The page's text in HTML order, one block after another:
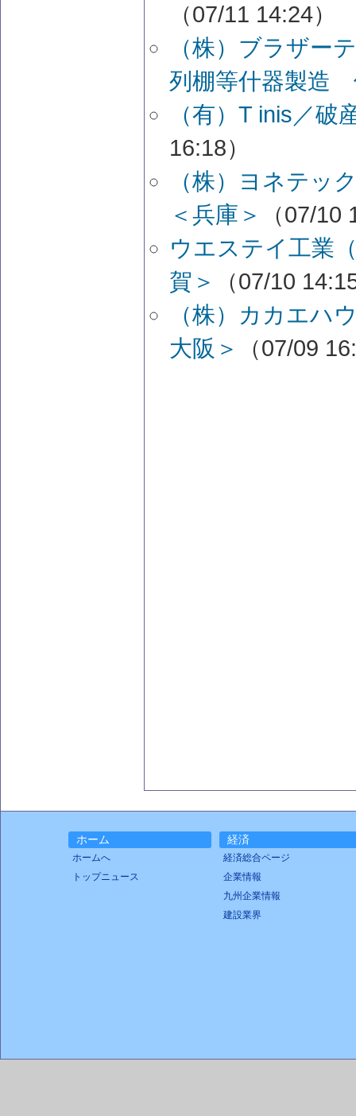
（07/11 14:24）
（株）ブラザー
列棚等什器製造
（有）T inis／
16:18）
（株）ヨネテ
＜兵庫＞
（07/10
ウエステイ工業
賀＞
（07/10
（株）カカエハ
大阪＞
（07/09
ホーム
ホームへ
トップニュース
経済
経済総合ページ
企業情報
九州企業情報
建設業界